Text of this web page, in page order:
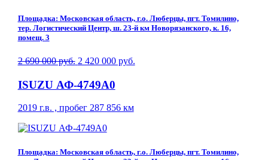
Площадка: Московская область, г.о. Люберцы, пгт. Томилино,
тер. Логистический Центр, ш. 23-й км Новорязанского, к. 16,
помещ. 3
2 690 000 руб. 2 420 000 руб.
ISUZU АФ-4749A0
2019 г.в. , пробег 287 856 км
Площадка: Московская область, г.о. Люберцы, пгт. Томилино,